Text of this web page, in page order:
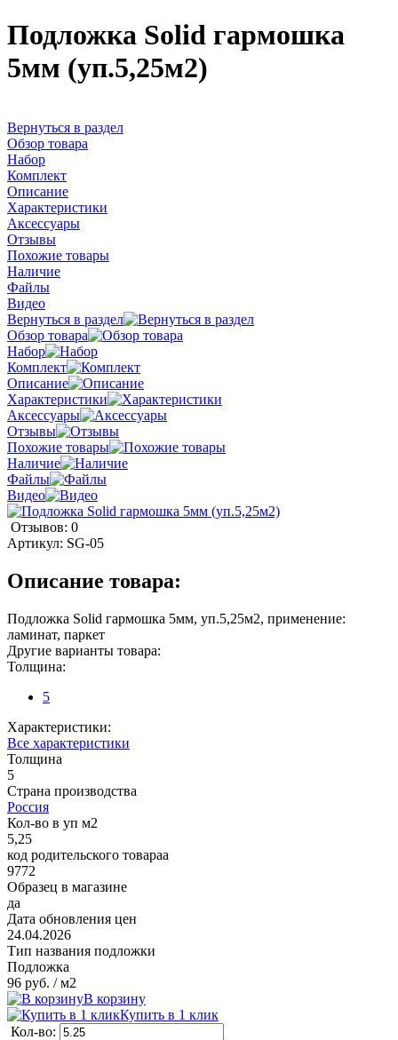
Подложка Solid гармошка
5мм (уп.5,25м2)
Вернуться в раздел
Обзор товара
Набор
Комплект
Описание
Характеристики
Аксессуары
Отзывы
Похожие товары
Наличие
Файлы
Видео
Вернуться в раздел
Обзор товара
Набор
Комплект
Описание
Характеристики
Аксессуары
Отзывы
Похожие товары
Наличие
Файлы
Видео
Отзывов: 0
Артикул: SG-05
Описание товара:
Подложка Solid гармошка 5мм, уп.5,25м2, применение:
ламинат, паркет
Другие варианты товара:
Толщина:
5
Характеристики:
Все характеристики
Толщина
5
Страна производства
Россия
Кол-во в уп м2
5,25
код родительского товараа
9772
Образец в магазине
да
Дата обновления цен
24.04.2026
Тип названия подложки
Подложка
96 руб. / м2
В корзину
Купить в 1 клик
Кол-во: